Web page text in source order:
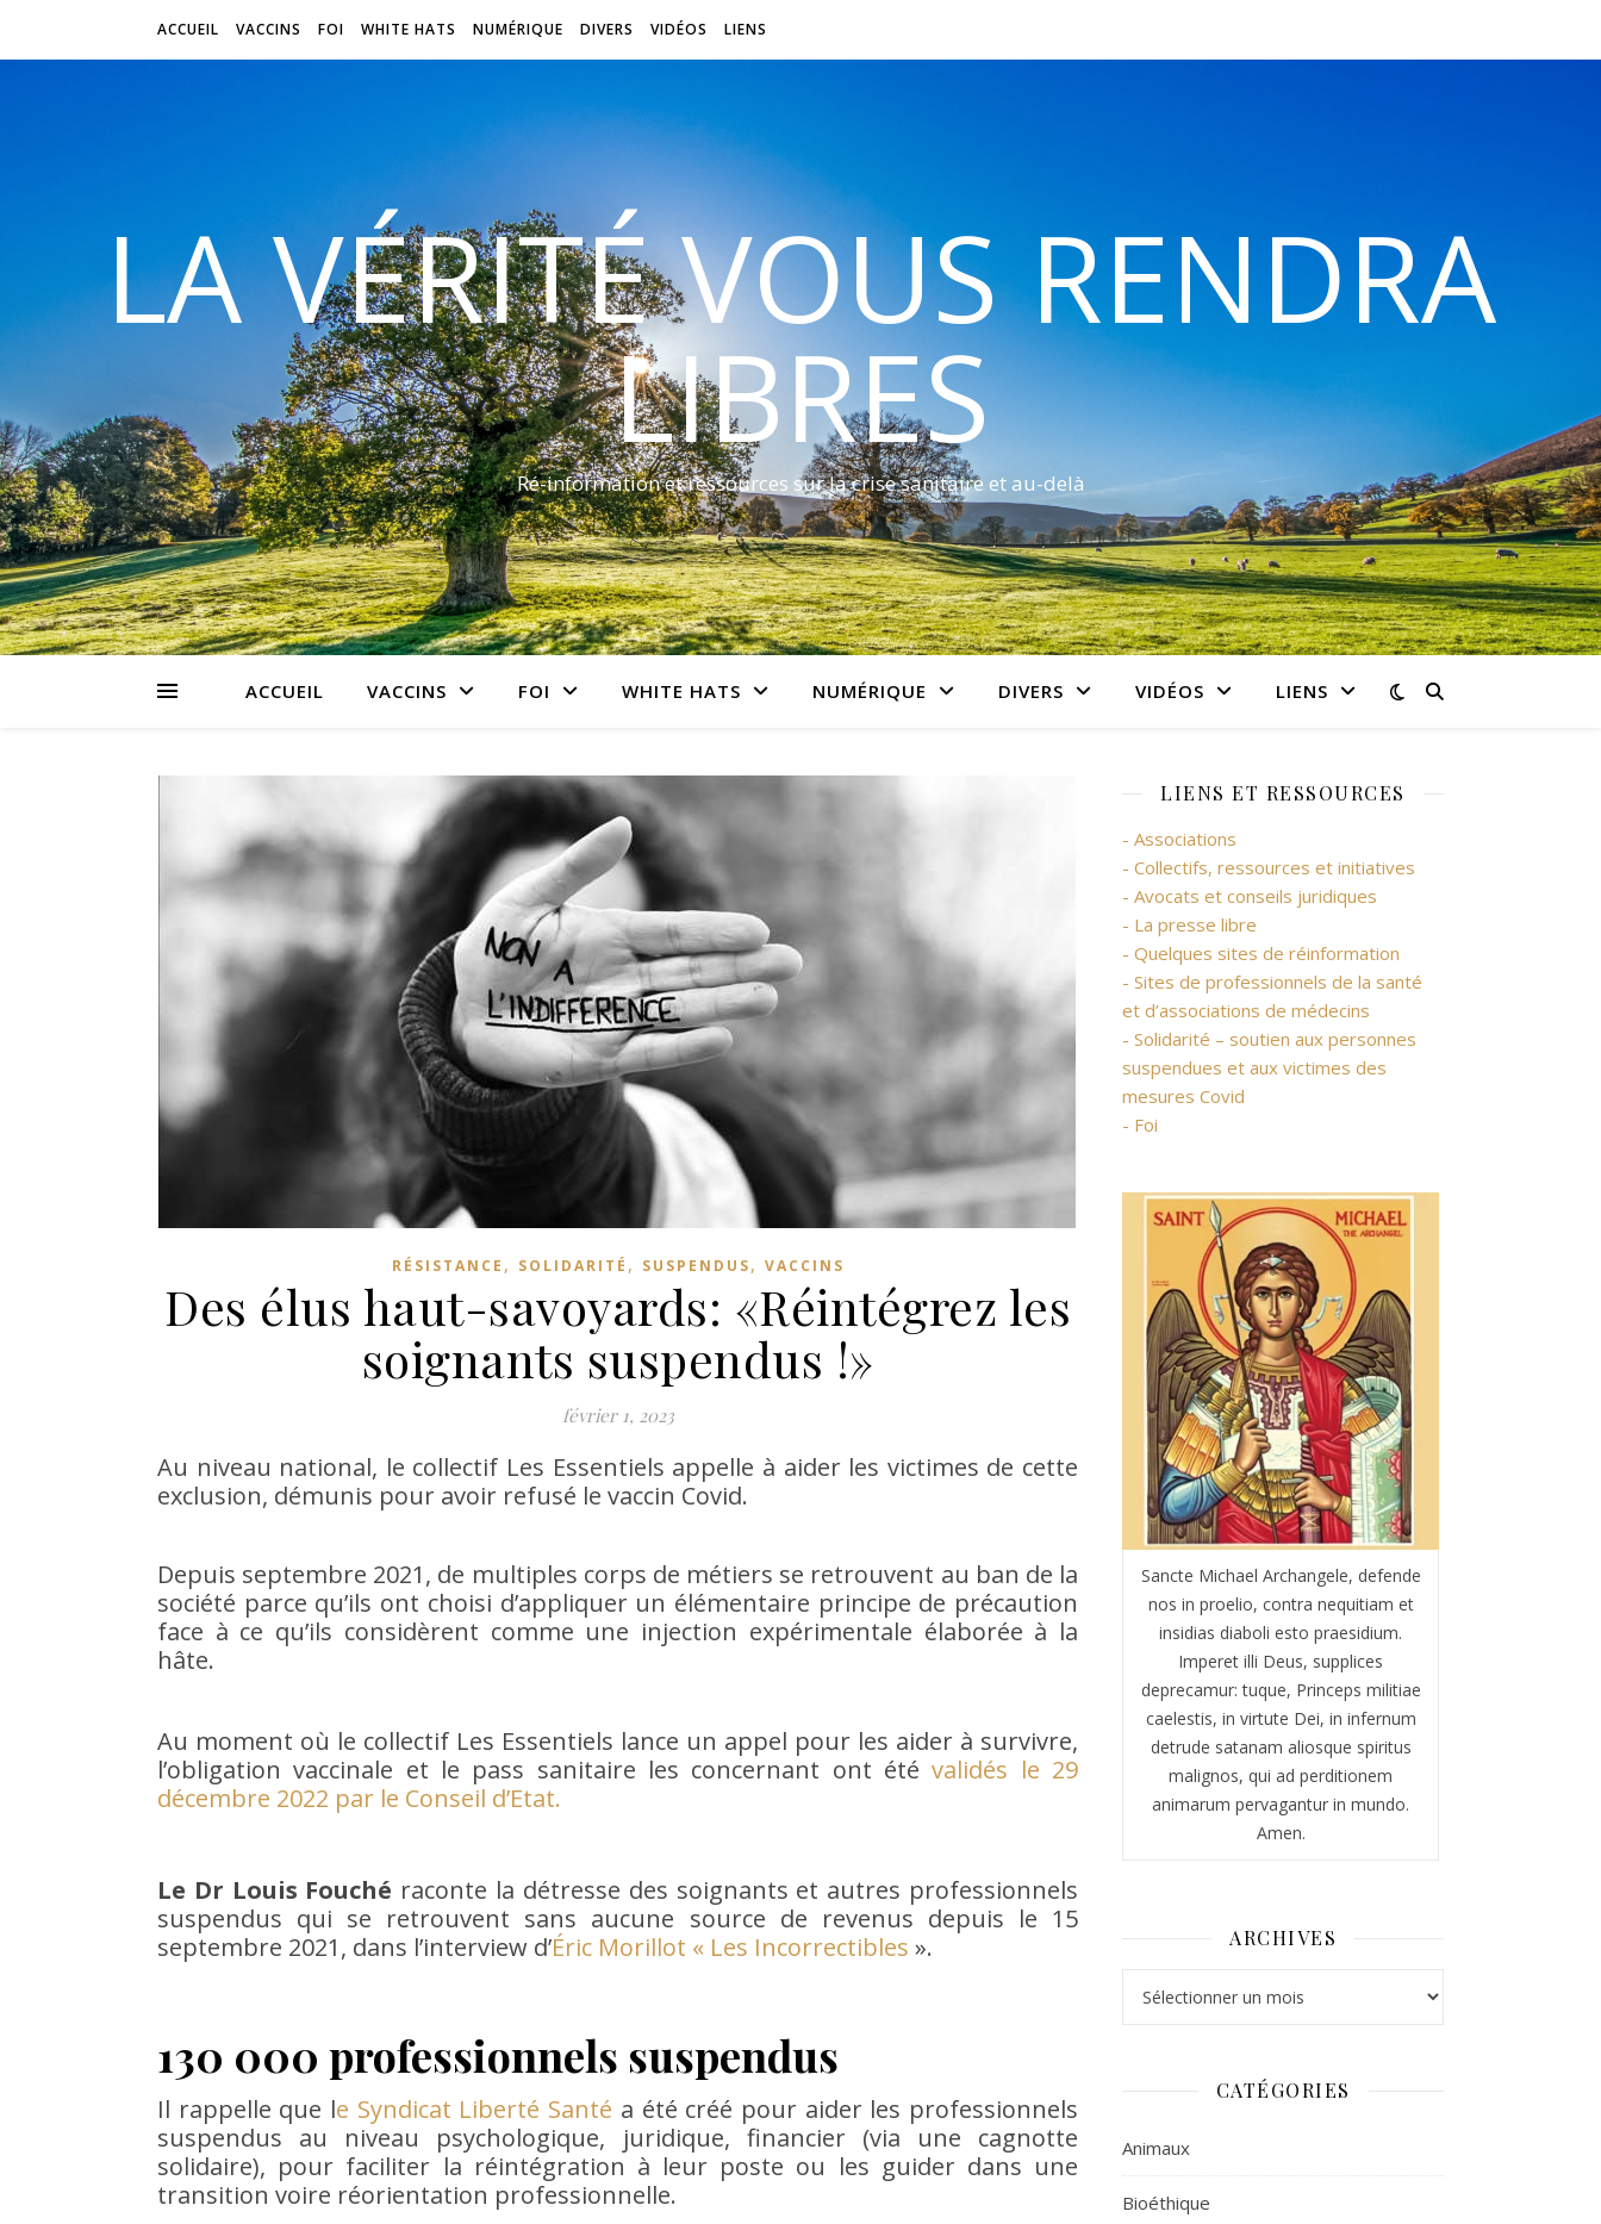
ACCUEIL VACCINS FOI WHITE HATS NUMÉRIQUE DIVERS VIDÉOS LIENS
LA VÉRITÉ VOUS RENDRA
LIBRES
Ré-information et ressources sur la crise sanitaire et au-delà
ACCUEIL VACCINS FOI WHITE HATS NUMÉRIQUE DIVERS VIDÉOS LIENS
RÉSISTANCE , SOLIDARITÉ , SUSPENDUS, VACCINS
Des élus haut-savoyards: «Réintégrez les
soignants suspendus !»
février 1, 2023
Au niveau national, le collectif Les Essentiels appelle à aider les victimes de cette
exclusion, démunis pour avoir refusé le vaccin Covid.
Depuis septembre 2021, de multiples corps de métiers se retrouvent au ban de la
société parce qu’ils ont choisi d’appliquer un élémentaire principe de précaution
face à ce qu’ils considèrent comme une injection expérimentale élaborée à la
hâte.
Au moment où le collectif Les Essentiels lance un appel pour les aider à survivre,
l’obligation vaccinale et le pass sanitaire les concernant ont étévalidés le 29
décembre 2022 par le Conseil d’Etat.
Le Dr Louis Fouché raconte la détresse des soignants et autres professionnels
suspendus qui se retrouvent sans aucune source de revenus depuis le 15
septembre 2021, dans l’interview d’Éric Morillot « Les Incorrectibles ».
130 000 professionnels suspendus
Il rappelle que le Syndicat Liberté Santé a été créé pour aider les professionnels
suspendus au niveau psychologique, juridique, financier (via une cagnotte
solidaire), pour faciliter la réintégration à leur poste ou les guider dans une
transition voire réorientation professionnelle.
LIENS ET RESSOURCES
- Associations
- Collectifs, ressources et initiatives
- Avocats et conseils juridiques
- La presse libre
- Quelques sites de réinformation
- Sites de professionnels de la santé
et d’associations de médecins
- Solidarité – soutien aux personnes
suspendues et aux victimes des
mesures Covid
- Foi
Sancte Michael Archangele, defende
nos in proelio, contra nequitiam et
insidias diaboli esto praesidium.
Imperet illi Deus, supplices
deprecamur: tuque, Princeps militiae
caelestis, in virtute Dei, in infernum
detrude satanam aliosque spiritus
malignos, qui ad perditionem
animarum pervagantur in mundo.
Amen.
ARCHIVES
CATÉGORIES
Animaux
Bioéthique